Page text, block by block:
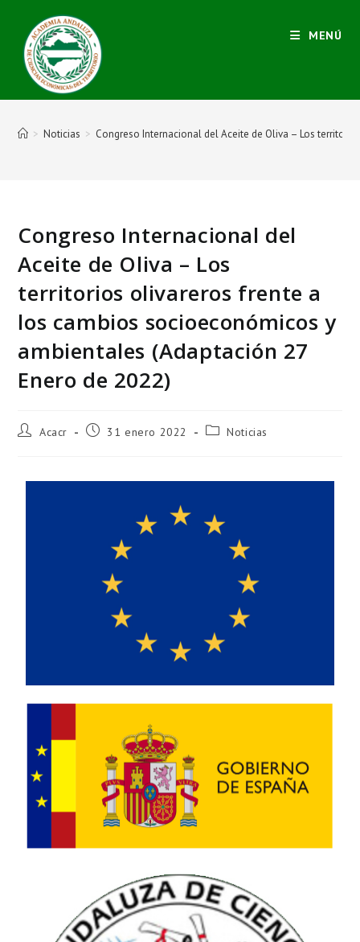
MENÚ
> Noticias > Congreso Internacional del Aceite de Oliva – Los
Congreso Internacional del
Aceite de Oliva – Los
territorios olivareros frente a
los cambios socioeconómicos y
ambientales (Adaptación 27
Enero de 2022)
Acacr 31 enero 2022 Noticias